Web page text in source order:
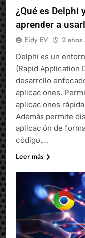
¿Qué es Delphi
aprender a
Eidy EV 2 años
Delphi es un
(Rapid Application
desarrollo
aplicaciones.
aplicaciones
Además permite
aplicación de
código,…
Leer más